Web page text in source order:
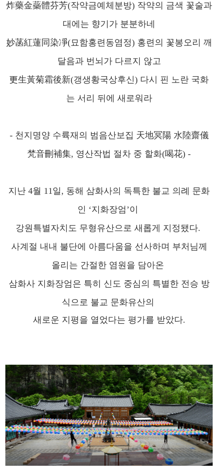
炸藥金蘂體芬芳(작약금예체분방) 작약의 금색 꽃술과
대에는 향기가 분분하네
妙菡紅蓮同染凈(묘함홍련동염정) 홍련의 꽃봉오리 깨
달음과 번뇌가 다르지 않고
更生黃菊霜後新(갱생황국상후신) 다시 핀 노란 국화
는 서리 뒤에 새로워라
- 천지명양 수륙재의 범음산보집 天地冥陽 水陸齋儀
梵音刪補集, 영산작법 절차 중 할화(喝花) -
지난 4월 11일, 동해 삼화사의 독특한 불교 의례 문화
인 ‘지화장엄’이
강원특별자치도 무형유산으로 새롭게 지정됐다.
사계절 내내 불단에 아름다움을 선사하며 부처님께
올리는 간절한 염원을 담아온
삼화사 지화장엄은 특히 신도 중심의 특별한 전승 방
식으로 불교 문화유산의
새로운 지평을 열었다는 평가를 받았다.